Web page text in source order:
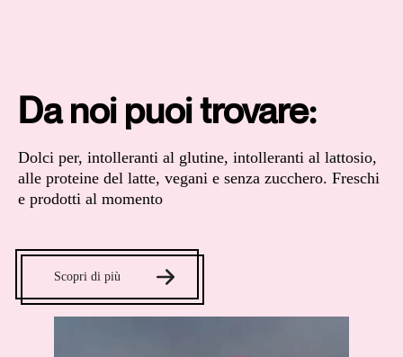
Da noi puoi trovare:
Dolci per, intolleranti al glutine, intolleranti al lattosio,
alle proteine del latte, vegani e senza zucchero. Freschi
e prodotti al momento
Scopri di più